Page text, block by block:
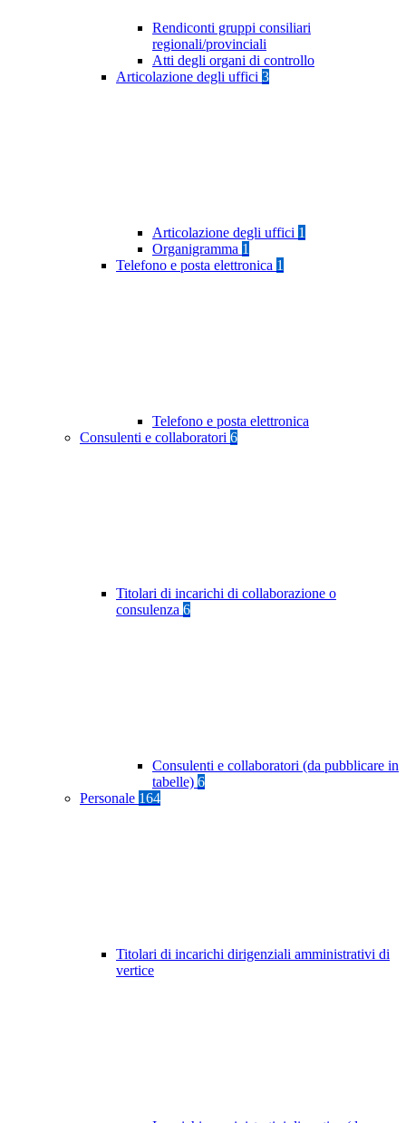
Rendiconti gruppi consiliari
regionali/provinciali
Atti degli organi di controllo
Articolazione degli uffici 3
Articolazione degli uffici 1
Organigramma 1
Telefono e posta elettronica 1
Telefono e posta elettronica
Consulenti e collaboratori 6
Titolari di incarichi di collaborazione o
consulenza 6
Consulenti e collaboratori (da pubblicare in
tabelle) 6
Personale 164
Titolari di incarichi dirigenziali amministrativi di
vertice